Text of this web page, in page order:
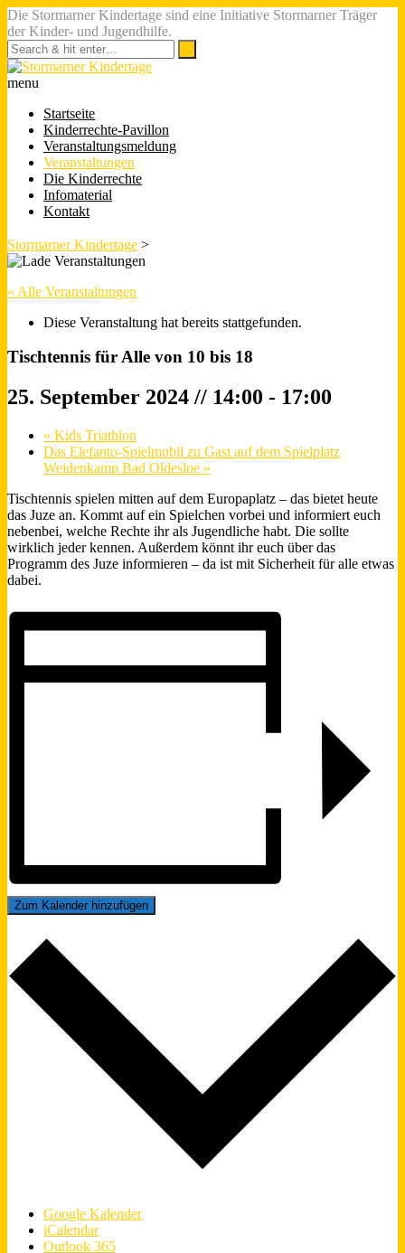
Die Stormarner Kindertage sind eine Initiative Stormarner Träger
der Kinder- und Jugendhilfe.
menu
Startseite
Kinderrechte-Pavillon
Veranstaltungsmeldung
Veranstaltungen
Die Kinderrechte
Infomaterial
Kontakt
Stormarner Kindertage >
« Alle Veranstaltungen
Diese Veranstaltung hat bereits stattgefunden.
Tischtennis für Alle von 10 bis 18
25. September 2024 // 14:00 - 17:00
« Kids Triathlon
Das Elefanto-Spielmobil zu Gast auf dem Spielplatz
Weidenkamp Bad Oldesloe »
Tischtennis spielen mitten auf dem Europaplatz – das bietet heute
das Juze an. Kommt auf ein Spielchen vorbei und informiert euch
nebenbei, welche Rechte ihr als Jugendliche habt. Die sollte
wirklich jeder kennen. Außerdem könnt ihr euch über das
Programm des Juze informieren – da ist mit Sicherheit für alle etwas
dabei.
Zum Kalender hinzufügen
Google Kalender
iCalendar
Outlook 365